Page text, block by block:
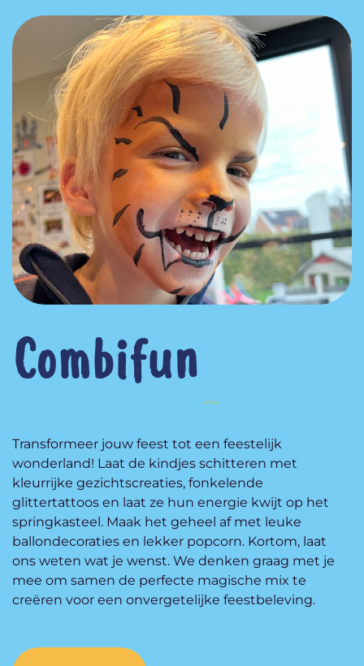
Combifun
Transformeer jouw feest tot een feestelijk
wonderland! Laat de kindjes schitteren met
kleurrijke gezichtscreaties, fonkelende
glittertattoos en laat ze hun energie kwijt op het
springkasteel. Maak het geheel af met leuke
ballondecoraties en lekker popcorn. Kortom, laat
ons weten wat je wenst. We denken graag met je
mee om samen de perfecte magische mix te
creëren voor een onvergetelijke feestbeleving.